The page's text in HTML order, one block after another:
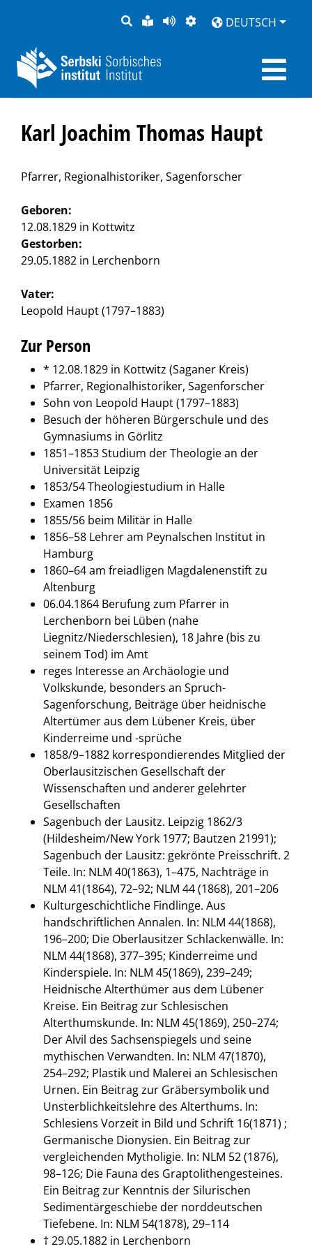
SUCHELEICHTE
SPRACHE
SEITEDARSTELLUNG
DEUTSCH
Karl Joachim Thomas Haupt
Pfarrer, Regionalhistoriker, Sagenforscher
Geboren:
12.08.1829 in Kottwitz
Gestorben:
29.05.1882 in Lerchenborn
Vater:
Leopold Haupt (1797–1883)
Zur Person
* 12.08.1829 in Kottwitz (Saganer Kreis)
Pfarrer, Regionalhistoriker, Sagenforscher
Sohn von Leopold Haupt (1797–1883)
Besuch der höheren Bürgerschule und des
Gymnasiums in Görlitz
1851–1853 Studium der Theologie an der
Universität Leipzig
1853/54 Theologiestudium in Halle
Examen 1856
1855/56 beim Militär in Halle
1856–58 Lehrer am Peynalschen Institut in
Hamburg
1860–64 am freiadligen Magdalenenstift zu
Altenburg
06.04.1864 Berufung zum Pfarrer in
Lerchenborn bei Lüben (nahe
Liegnitz/Niederschlesien), 18 Jahre (bis zu
seinem Tod) im Amt
reges Interesse an Archäologie und
Volkskunde, besonders an Spruch-
Sagenforschung, Beiträge über heidnische
Altertümer aus dem Lübener Kreis, über
Kinderreime und -sprüche
1858/9–1882 korrespondierendes Mitglied der
Oberlausitzischen Gesellschaft der
Wissenschaften und anderer gelehrter
Gesellschaften
Sagenbuch der Lausitz. Leipzig 1862/3
(Hildesheim/New York 1977; Bautzen 21991);
Sagenbuch der Lausitz: gekrönte Preisschrift. 2
Teile. In: NLM 40(1863), 1–475, Nachträge in
NLM 41(1864), 72–92; NLM 44 (1868), 201–206
Kulturgeschichtliche Findlinge. Aus
handschriftlichen Annalen. In: NLM 44(1868),
196–200; Die Oberlausitzer Schlackenwälle. In:
NLM 44(1868), 377–395; Kinderreime und
Kinderspiele. In: NLM 45(1869), 239–249;
Heidnische Alterthümer aus dem Lübener
Kreise. Ein Beitrag zur Schlesischen
Alterthumskunde. In: NLM 45(1869), 250–274;
Der Alvil des Sachsenspiegels und seine
mythischen Verwandten. In: NLM 47(1870),
254–292; Plastik und Malerei an Schlesischen
Urnen. Ein Beitrag zur Gräbersymbolik und
Unsterblichkeitslehre des Alterthums. In:
Schlesiens Vorzeit in Bild und Schrift 16(1871) ;
Germanische Dionysien. Ein Beitrag zur
vergleichenden Mytholigie. In: NLM 52 (1876),
98–126; Die Fauna des Graptolithengesteines.
Ein Beitrag zur Kenntnis der Silurischen
Sedimentärgeschiebe der norddeutschen
Tiefebene. In: NLM 54(1878), 29–114
† 29.05.1882 in Lerchenborn